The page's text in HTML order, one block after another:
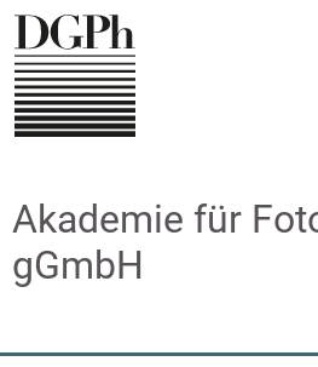
Direkt
zum
Inhalt
Akademie für
gGmbH